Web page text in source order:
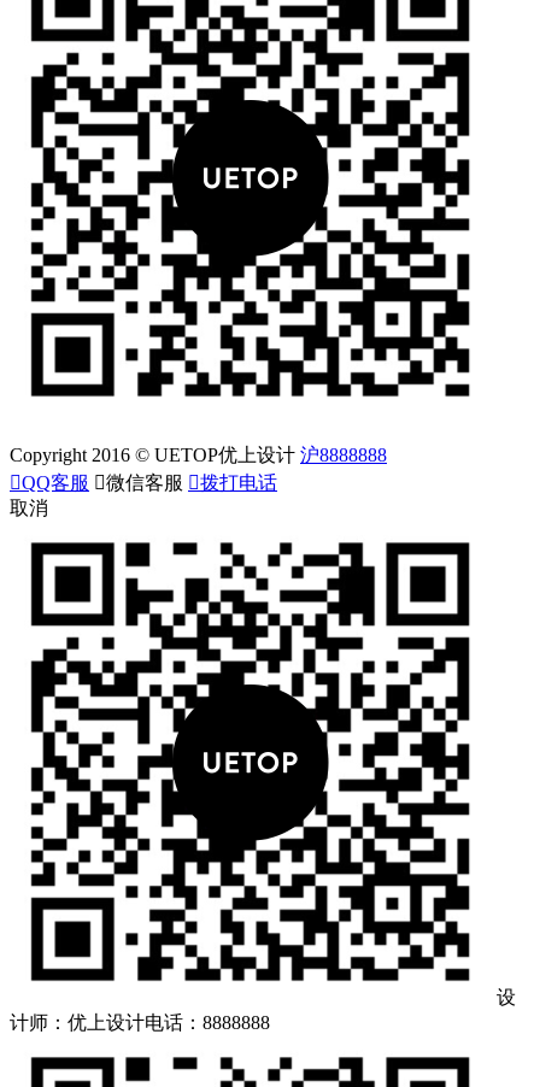
Copyright 2016 © UETOP优上设计 沪8888888
QQ客服 微信客服 拨打电话
取消
设
计师：优上设计电话：8888888